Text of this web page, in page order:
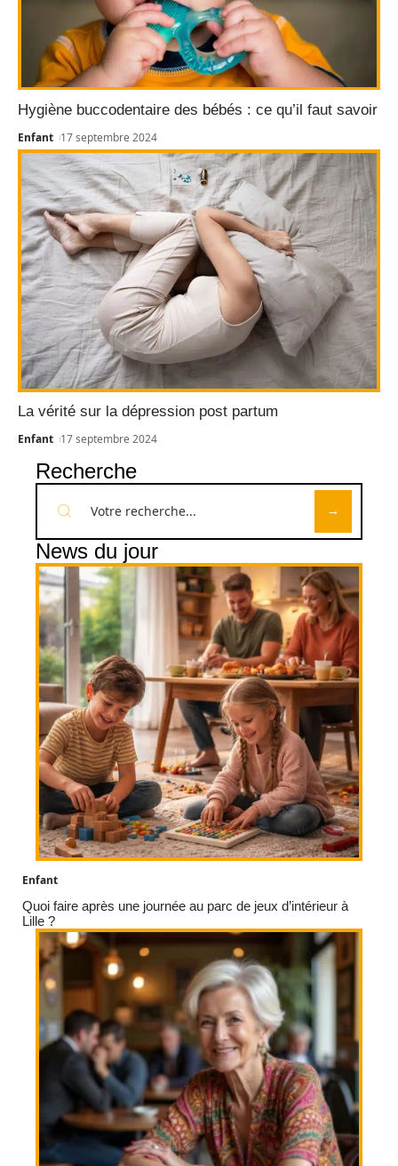
Hygiène buccodentaire des bébés : ce qu’il faut savoir
Enfant 17 septembre 2024
La vérité sur la dépression post partum
Enfant 17 septembre 2024
Recherche
News du jour
Enfant
Quoi faire après une journée au parc de jeux d’intérieur à
Lille ?